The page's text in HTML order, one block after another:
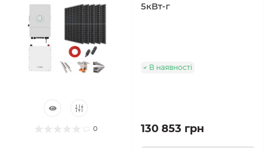
0
5кВт-г
В наявності
130 853 грн